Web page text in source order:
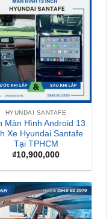
HYUNDAI SANTAFE
Màn Hình Android 13
Xe Hyundai Santafe
Tại TPHCM
₫10,900,000